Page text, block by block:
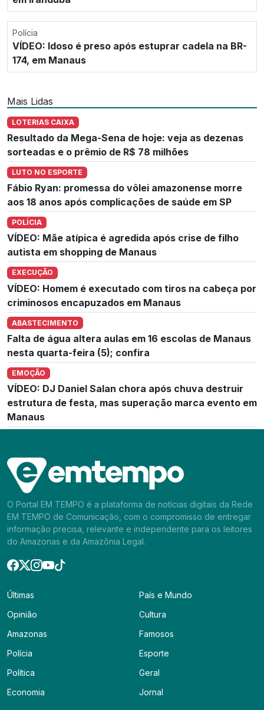
Polícia
VÍDEO: Idoso é preso após estuprar cadela na BR-
174, em Manaus
Mais Lidas
LOTERIAS CAIXA
Resultado da Mega-Sena de hoje: veja as dezenas
sorteadas e o prêmio de R$ 78 milhões
LUTO NO ESPORTE
Fábio Ryan: promessa do vôlei amazonense morre
aos 18 anos após complicações de saúde em SP
POLÍCIA
VÍDEO: Mãe atípica é agredida após crise de filho
autista em shopping de Manaus
EXECUÇÃO
VÍDEO: Homem é executado com tiros na cabeça por
criminosos encapuzados em Manaus
ABASTECIMENTO
Falta de água altera aulas em 16 escolas de Manaus
nesta quarta-feira (5); confira
EMOÇÃO
VÍDEO: DJ Daniel Salan chora após chuva destruir
estrutura de festa, mas superação marca evento em
Manaus
O Portal EM TEMPO é a plataforma de notícias digitais da Rede
EM TEMPO de Comunicação, com o compromisso de entregar
informação precisa, relevante e independente para os leitores
do Amazonas e da Amazônia Legal.
Últimas
Opinião
Amazonas
Polícia
Política
Economia
País e Mundo
Cultura
Famosos
Esporte
Geral
Jornal